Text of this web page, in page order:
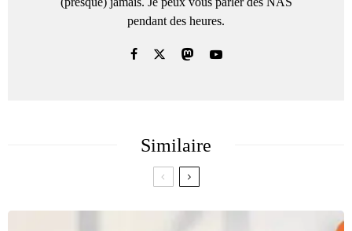
pendant des heures.
Similaire